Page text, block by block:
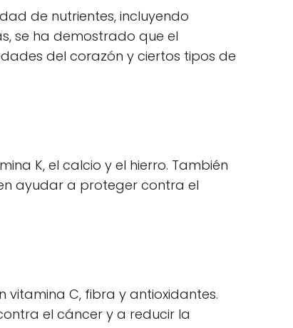
de nutrientes, incluyendo
se ha demostrado que el
del corazón y ciertos tipos de
K, el calcio y el hierro. También
ayudar a proteger contra el
vitamina C, fibra y antioxidantes.
el cáncer y a reducir la